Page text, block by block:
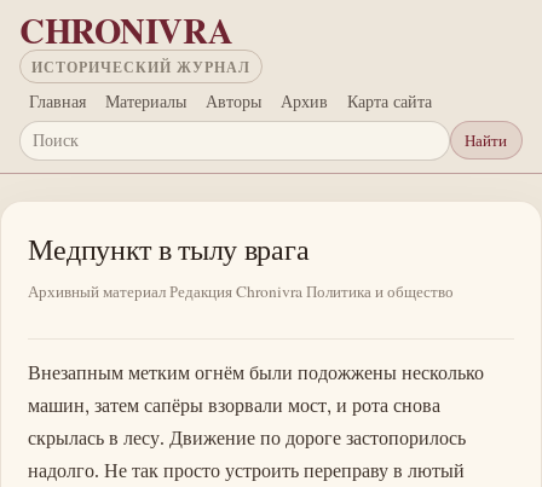
Перейти к основному содержанию
CHRONIVRA
ИСТОРИЧЕСКИЙ ЖУРНАЛ
Главная Материалы Авторы Архив Карта сайта
Поиск
Найти
Медпункт в тылу врага
Архивный материалРедакция ChronivraПолитика и общество
Внезапным метким огнём были подожжены несколько
машин, затем сапёры взорвали мост, и рота снова
скрылась в лесу. Движение по дороге застопорилось
надолго. Не так просто устроить переправу в лютый